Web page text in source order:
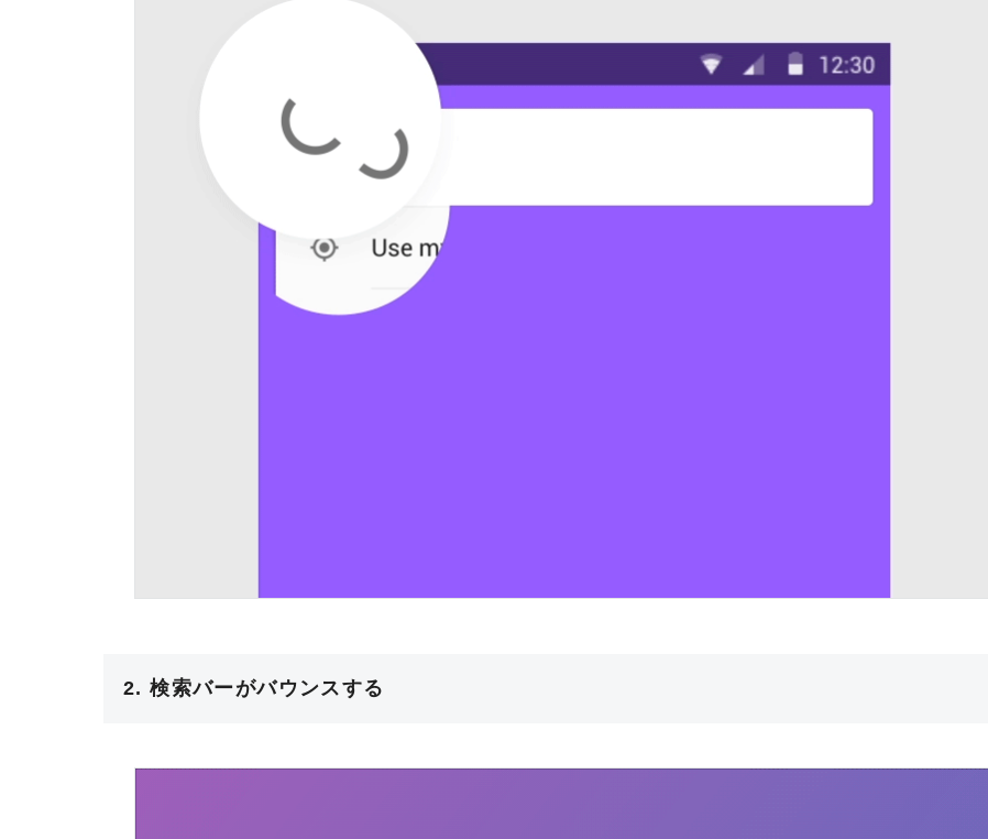
2. 検索バーがバウンスする